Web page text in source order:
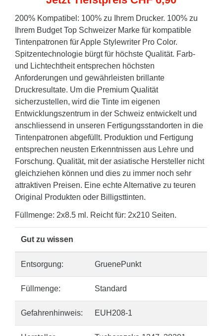
200% Kompatibel: 100% zu Ihrem Drucker. 100% zu
Ihrem Budget Top Schweizer Marke für kompatible
Tintenpatronen für Apple Stylewriter Pro Color.
Spitzentechnologie bürgt für höchste Qualität. Farb-
und Lichtechtheit entsprechen höchsten
Anforderungen und gewährleisten brillante
Druckresultate. Um die Premium Qualität
sicherzustellen, wird die Tinte im eigenen
Entwicklungszentrum in der Schweiz entwickelt und
anschliessend in unseren Fertigungsstandorten in die
Tintenpatronen abgefüllt. Produktion und Fertigung
entsprechen neusten Erkenntnissen aus Lehre und
Forschung. Qualität, mit der asiatische Hersteller nicht
gleichziehen können und dies zu immer noch sehr
attraktiven Preisen. Eine echte Alternative zu teuren
Original Produkten oder Billigsttinten.
Füllmenge: 2x8.5 ml. Reicht für: 2x210 Seiten.
Gut zu wissen
Entsorgung: GruenePunkt
Füllmenge: Standard
Gefahrenhinweis: EUH208-1